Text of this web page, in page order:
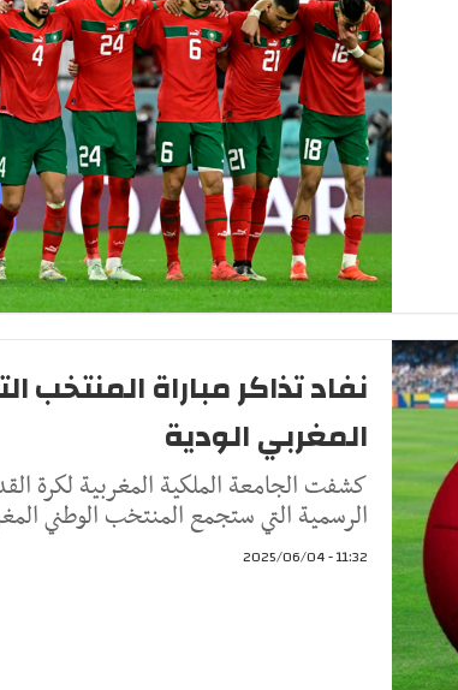
نفاد تذاكر مباراة المنتخب
المغربي الودية
كشفت الجامعة الملكية المغربية لكرة
الرسمية التي ستجمع المنتخب الوطني
11:32 - 2025/06/04